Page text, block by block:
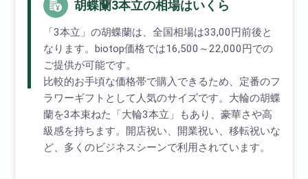
胡蝶蘭3本立の相場はいくら
「3本立」の胡蝶蘭は、全国相場は33,00円前後と
なります。biotop価格では16,500～22,000円での
ご提供が可能です。
比較的お手頃な価格帯で購入できるため、定番のフ
ラワーギフトとして人気のサイズです。大輪の胡蝶
蘭を3本束ねた「大輪3本立」もあり、豪華さや高
級感を持ちます。開店祝い、開業祝い、移転祝いな
ど、多くのビジネスシーンで利用されています。